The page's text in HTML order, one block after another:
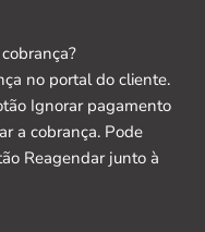
no portal do cliente.
Ignorar pagamento
a cobrança. Pode
Reagendar junto à